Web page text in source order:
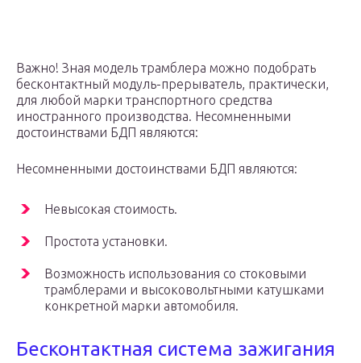
Важно! Зная модель трамблера можно подобрать
бесконтактный модуль-прерыватель, практически,
для любой марки транспортного средства
иностранного производства. Несомненными
достоинствами БДП являются:
Несомненными достоинствами БДП являются:
Невысокая стоимость.
Простота установки.
Возможность использования со стоковыми
трамблерами и высоковольтными катушками
конкретной марки автомобиля.
Бесконтактная система зажигания